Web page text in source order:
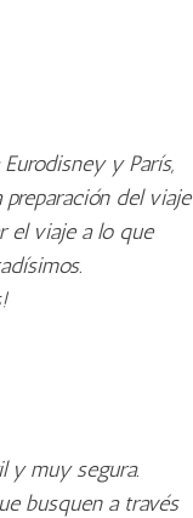
y París,
del viaje
el viaje a lo que
y muy segura.
busquen a través